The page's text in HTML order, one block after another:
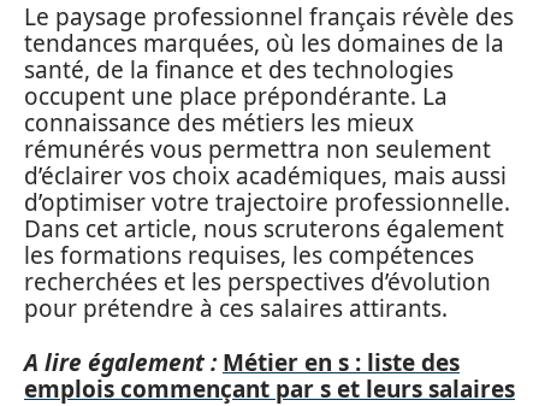
Le paysage professionnel français révèle des
tendances marquées, où les domaines de la
santé, de la finance et des technologies
occupent une place prépondérante. La
connaissance des métiers les mieux
rémunérés vous permettra non seulement
d’éclairer vos choix académiques, mais aussi
d’optimiser votre trajectoire professionnelle.
Dans cet article, nous scruterons également
les formations requises, les compétences
recherchées et les perspectives d’évolution
pour prétendre à ces salaires attirants.
A lire également : Métier en s : liste des
emplois commençant par s et leurs salaires